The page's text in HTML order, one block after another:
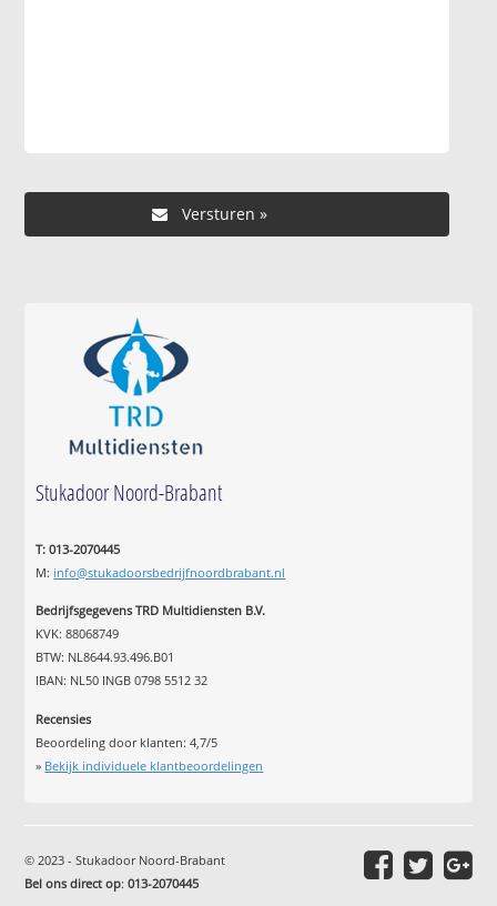
Stukadoor Noord-Brabant
T: 013-2070445
M: info@stukadoorsbedrijfnoordbrabant.nl
Bedrijfsgegevens TRD Multidiensten B.V.
KVK: 88068749
BTW: NL8644.93.496.B01
IBAN: NL50 INGB 0798 5512 32
Recensies
Beoordeling door klanten:4,7/5
» Bekijk individuele klantbeoordelingen
© 2023 - Stukadoor Noord-Brabant
Bel ons direct op:013-2070445